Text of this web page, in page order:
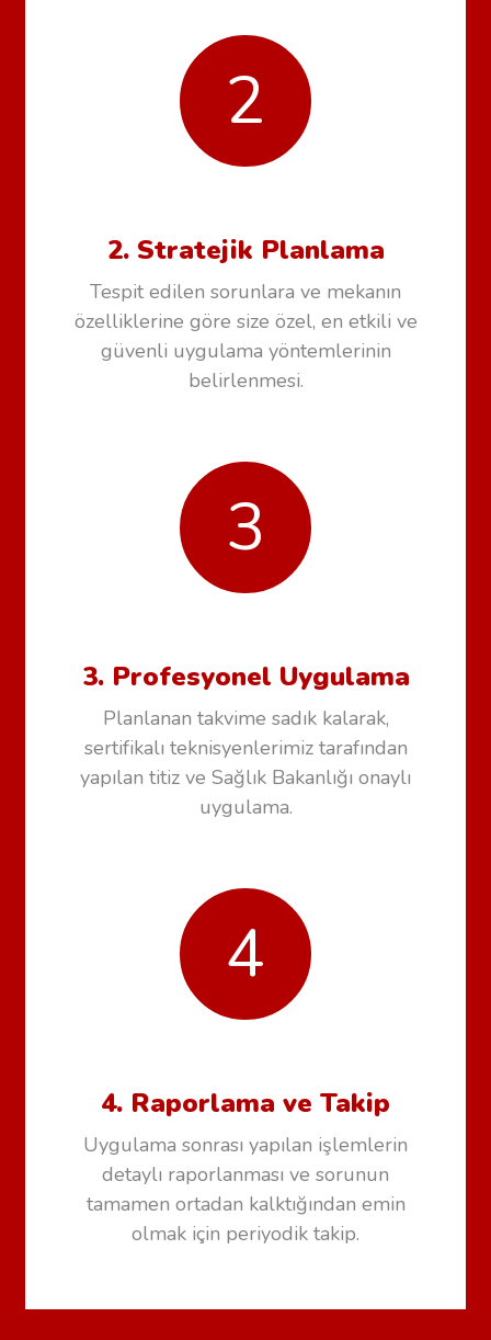
2
2. Stratejik Planlama
Tespit edilen sorunlara ve mekanın
özelliklerine göre size özel, en etkili ve
güvenli uygulama yöntemlerinin
belirlenmesi.
3
3. Profesyonel Uygulama
Planlanan takvime sadık kalarak,
sertifikalı teknisyenlerimiz tarafından
yapılan titiz ve Sağlık Bakanlığı onaylı
uygulama.
4
4. Raporlama ve Takip
Uygulama sonrası yapılan işlemlerin
detaylı raporlanması ve sorunun
tamamen ortadan kalktığından emin
olmak için periyodik takip.